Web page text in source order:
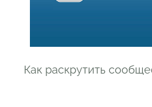
Как раскрутить